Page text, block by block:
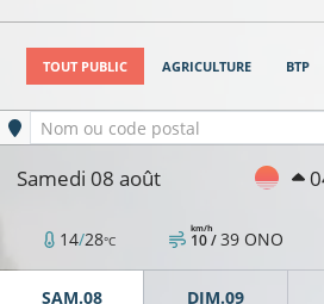
TOUT PUBLIC AGRICULTURE BTP
Ville sélectionnée
Nom ou code postal
Samedi 08 août
14/28°C 10 /
km/h 39 ONO
SAM.08 DIM.09